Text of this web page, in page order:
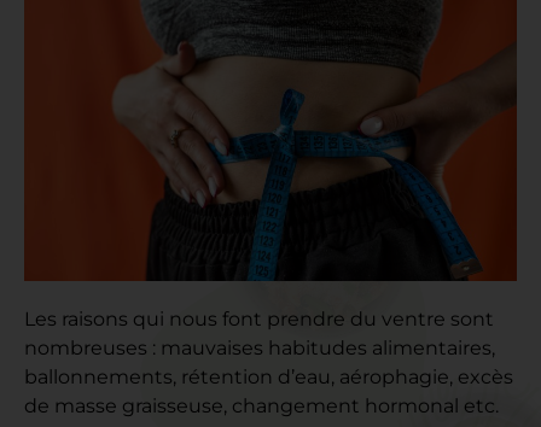
Les raisons qui nous font prendre du ventre sont
nombreuses : mauvaises habitudes alimentaires,
ballonnements, rétention d’eau, aérophagie, excès
de masse graisseuse, changement hormonal etc.